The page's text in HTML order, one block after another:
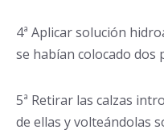
4ª Aplicar solución
se habían colocado dos
5ª Retirar las calzas
de ellas y volteándolas